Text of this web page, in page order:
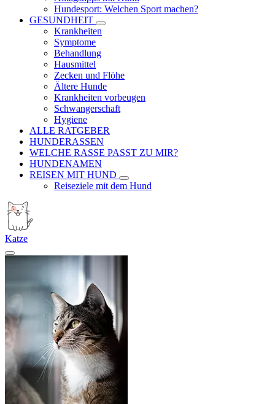
Hundesport: Welchen Sport machen?
GESUNDHEIT
Krankheiten
Symptome
Behandlung
Hausmittel
Zecken und Flöhe
Ältere Hunde
Krankheiten vorbeugen
Schwangerschaft
Hygiene
ALLE RATGEBER
HUNDERASSEN
WELCHE RASSE PASST ZU MIR?
HUNDENAMEN
REISEN MIT HUND
Reiseziele mit dem Hund
Katze